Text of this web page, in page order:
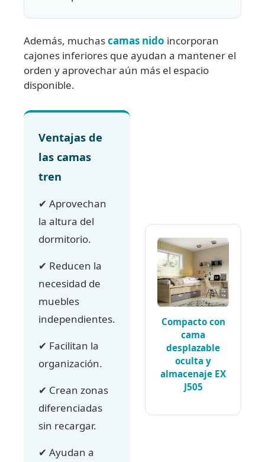
Además, muchascamas nido incorporan
cajones inferiores que ayudan a mantener el
orden y aprovechar aún más el espacio
disponible.
Ventajas de
las camas
tren
✔ Aprovechan
la altura del
dormitorio.
✔ Reducen la
necesidad de
muebles
independientes.
✔ Facilitan la
organización.
✔ Crean zonas
diferenciadas
sin recargar.
✔ Ayudan a
Compacto con
cama
desplazable
oculta y
almacenaje EX
J505